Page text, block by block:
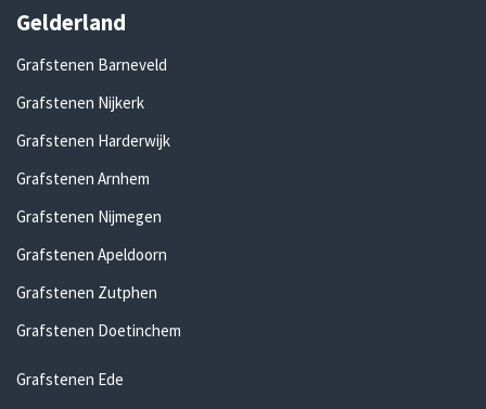
Gelderland
Grafstenen Barneveld
Grafstenen Nijkerk
Grafstenen Harderwijk
Grafstenen Arnhem
Grafstenen Nijmegen
Grafstenen Apeldoorn
Grafstenen Zutphen
Grafstenen Doetinchem
Grafstenen Ede